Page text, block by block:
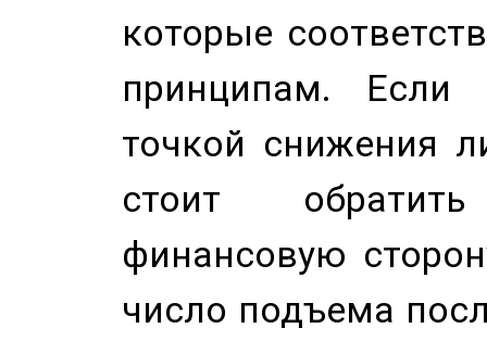
которые
принципам. Если
точкой снижения
стоит
финансовую
число подъема